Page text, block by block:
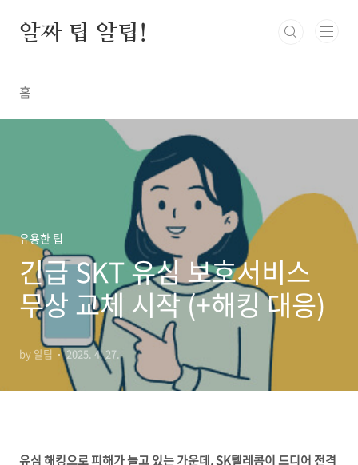
알짜 팁 알팁!
홈
유용한 팁
긴급 SKT 유심 보호서비스
무상 교체 시작 (+해킹 대응)
by 알팁 2025. 4. 27.
유심 해킹으로 피해가 늘고 있는 가운데, SK텔레콤이 드디어 전격